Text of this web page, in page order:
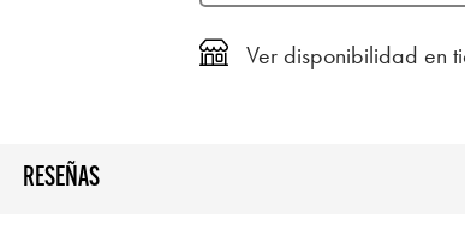
Ver disponibilidad en
RESEÑAS